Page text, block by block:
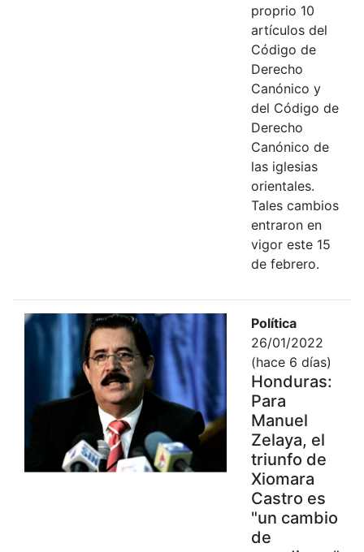
proprio 10
artículos del
Código de
Derecho
Canónico y
del Código de
Derecho
Canónico de
las iglesias
orientales.
Tales cambios
entraron en
vigor este 15
de febrero.
Política
26/01/2022
(hace 6 días)
Honduras:
Para
Manuel
Zelaya, el
triunfo de
Xiomara
Castro es
"un cambio
de